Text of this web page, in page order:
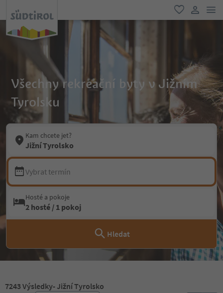
oblíbené
Všechny rekreační byty v Jižním
Tyrolsku
Kam chcete jet?
Jižní Tyrolsko
Vybrat termín
Hosté a pokoje
2 hosté / 1 pokoj
Hledat
7243 Výsledky- Jižní Tyrolsko